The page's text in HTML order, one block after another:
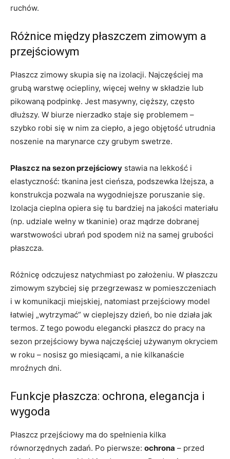
ruchów.
Różnice między płaszczem zimowym a
przejściowym
Płaszcz zimowy skupia się na izolacji. Najczęściej ma
grubą warstwę ociepliny, więcej wełny w składzie lub
pikowaną podpinkę. Jest masywny, cięższy, często
dłuższy. W biurze nierzadko staje się problemem –
szybko robi się w nim za ciepło, a jego objętość utrudnia
noszenie na marynarce czy grubym swetrze.
Płaszcz na sezon przejściowy stawia na lekkość i
elastyczność: tkanina jest cieńsza, podszewka lżejsza, a
konstrukcja pozwala na wygodniejsze poruszanie się.
Izolacja cieplna opiera się tu bardziej na jakości materiału
(np. udziale wełny w tkaninie) oraz mądrze dobranej
warstwowości ubrań pod spodem niż na samej grubości
płaszcza.
Różnicę odczujesz natychmiast po założeniu. W płaszczu
zimowym szybciej się przegrzewasz w pomieszczeniach
i w komunikacji miejskiej, natomiast przejściowy model
łatwiej „wytrzymać” w cieplejszy dzień, bo nie działa jak
termos. Z tego powodu elegancki płaszcz do pracy na
sezon przejściowy bywa najczęściej używanym okryciem
w roku – nosisz go miesiącami, a nie kilkanaście
mroźnych dni.
Funkcje płaszcza: ochrona, elegancja i
wygoda
Płaszcz przejściowy ma do spełnienia kilka
równorzędnych zadań. Po pierwsze: ochrona – przed